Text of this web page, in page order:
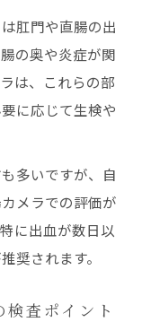
肛門や直腸の出
の奥や炎症が関
は、これらの部
に応じて生検や
多いですが、自
メラでの評価が
に出血が数日以
奨されます。
査ポイント